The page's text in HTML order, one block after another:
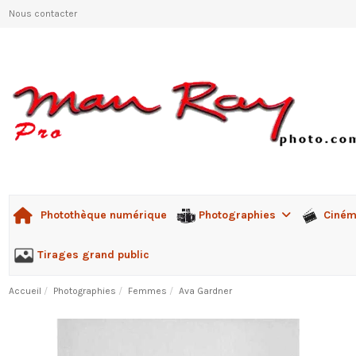
Nous contacter
Photothèque numérique Photographies
Tirages grand public
Accueil Photographies Femmes Ava Gardner